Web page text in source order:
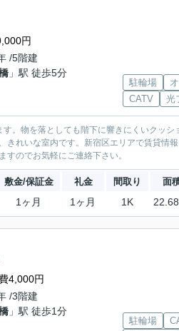
円
/5階建
」駅 徒歩5分
駐輪場
CATV
光
。物を落としても階下に響きにくいクッ
れいな室内です。新宿区エリアで賃貸情
のでお気軽にご連絡下さい。
敷金/保証金 礼金 間取り 面
1ヶ月 1ヶ月 1K
4,000円
/3階建
」駅 徒歩1分
駐輪場